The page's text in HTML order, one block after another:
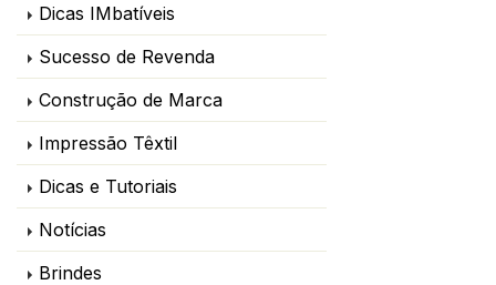
Dicas IMbatíveis
Sucesso de Revenda
Construção de Marca
Impressão Têxtil
Dicas e Tutoriais
Notícias
Brindes